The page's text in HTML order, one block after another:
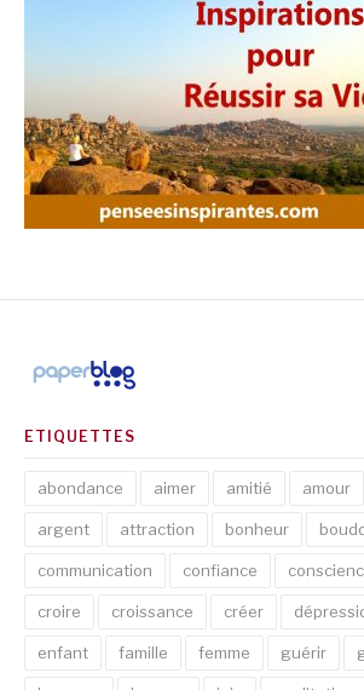
ETIQUETTES
abondance aimer amitié amour
argent attraction bonheur
communication confiance
croire croissance créer
enfant famille femme guérir